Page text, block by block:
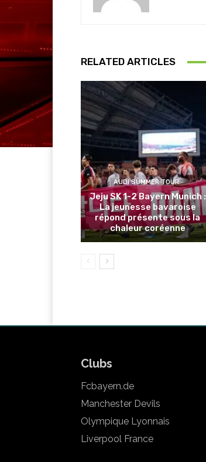
RELATED ARTICLES
AUDI SUMMER TOUR
Jeju SK 1-2 Bayern Munich :
La jeunesse bavaroise
répond présente sous la
chaleur coréenne
Clubs
Fcbayern.de
Manchester Devils
Olympique Lyonnais
Liverpool France